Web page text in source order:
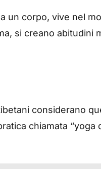
un corpo, vive nel
si creano abitudini
considerano
chiamata “yoga